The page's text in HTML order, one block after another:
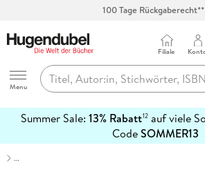
Abholung in über 100 Filialen
Hugendubel
Menu
Filiale
Summer Sale: 13% Rabatt12auf viele
CodeSOMMER13
erfahren
…